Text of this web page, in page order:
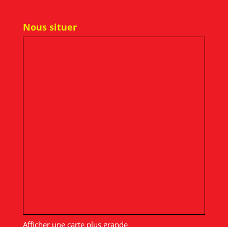
Nous situer
Afficher une carte plus grande